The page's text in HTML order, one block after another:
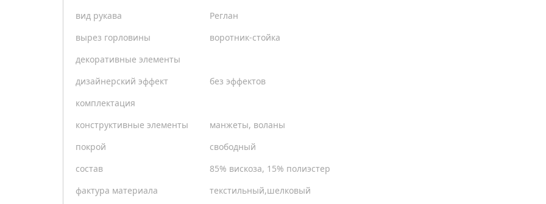
вид рукава
Реглан
вырез горловины
воротник-стойка
декоративные элементы
дизайнерский эффект
без эффектов
комплектация
конструктивные элементы
манжеты, воланы
покрой
свободный
состав
85% вискоза, 15% полиэстер
фактура материала
текстильный,шелковый